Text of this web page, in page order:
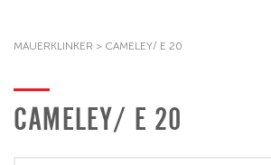
MAUERKLINKER > CAMELEY/ E 20
CAMELEY/ E 20